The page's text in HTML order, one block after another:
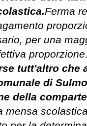
Ferma
per una
tutt'altro che
di
della